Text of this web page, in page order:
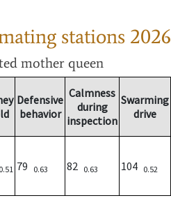
stations 2026
mother queen
Defensive
behavior
Calmness
during
inspection
Swarming
drive
0.51 79 0.63 82 0.63 104 0.52